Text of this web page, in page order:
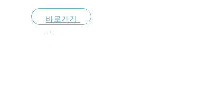
바로가기
→